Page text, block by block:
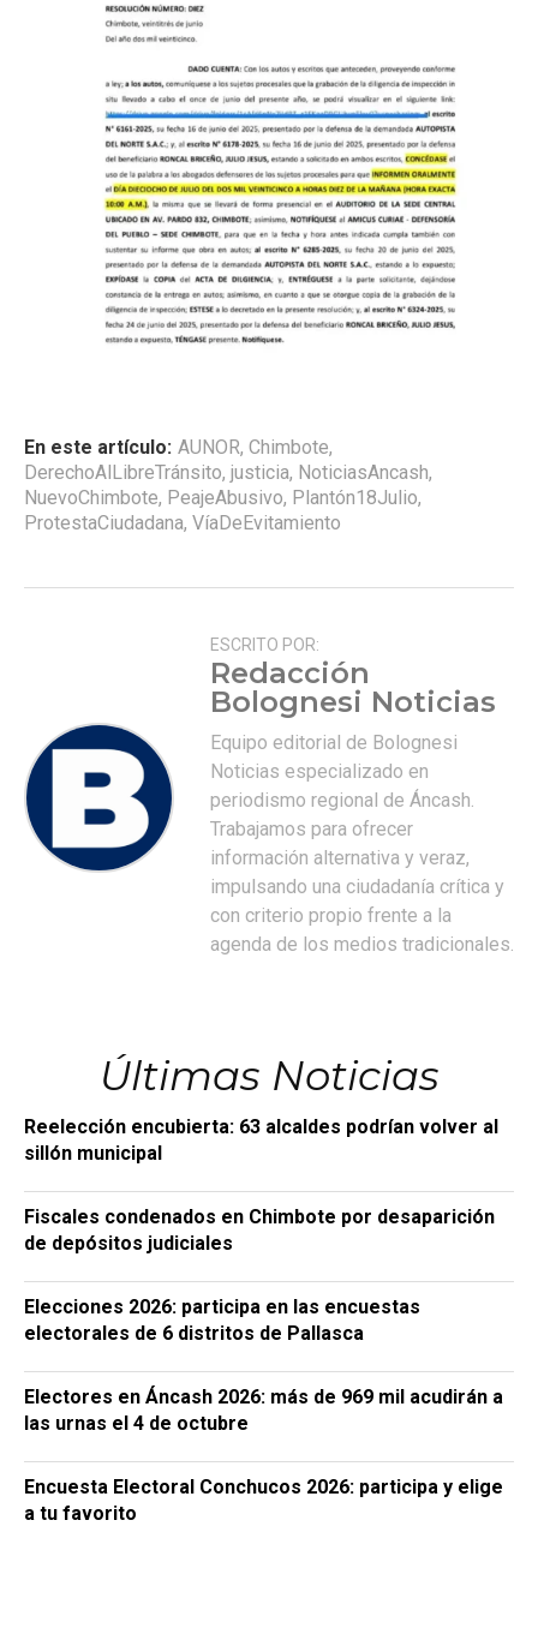
En este artículo: AUNOR, Chimbote,
DerechoAlLibreTránsito, justicia, NoticiasAncash,
NuevoChimbote, PeajeAbusivo, Plantón18Julio,
ProtestaCiudadana, VíaDeEvitamiento
ESCRITO POR:
Redacción
Bolognesi Noticias
Equipo editorial de Bolognesi
Noticias especializado en
periodismo regional de Áncash.
Trabajamos para ofrecer
información alternativa y veraz,
impulsando una ciudadanía crítica y
con criterio propio frente a la
agenda de los medios tradicionales.
Últimas Noticias
Reelección encubierta: 63 alcaldes podrían volver al
sillón municipal
Fiscales condenados en Chimbote por desaparición
de depósitos judiciales
Elecciones 2026: participa en las encuestas
electorales de 6 distritos de Pallasca
Electores en Áncash 2026: más de 969 mil acudirán a
las urnas el 4 de octubre
Encuesta Electoral Conchucos 2026: participa y elige
a tu favorito